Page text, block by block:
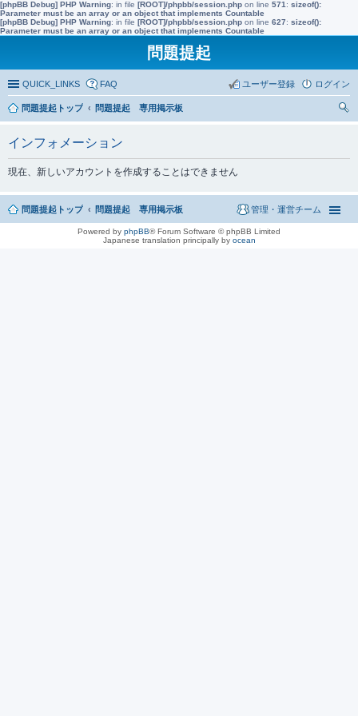
[phpBB Debug] PHP Warning: in file [ROOT]/phpbb/session.php on line 571 : sizeof():
Parameter must be an array or an object that implements Countable
[phpBB Debug] PHP Warning: in file [ROOT]/phpbb/session.php on line 627: sizeof():
Parameter must be an array or an object that implements Countable
問題提起
QUICK_LINKS FAQ ログイン
ユーザー登録
問題提起トップ
問題提起 専用掲示板
インフォメーション
現在、新しいアカウントを作成することはできません
問題提起トップ 問題提起 専用掲示板 管理・運営チーム
Powered by phpBB® Forum Software © phpBB Limited
Japanese translation principally by ocean